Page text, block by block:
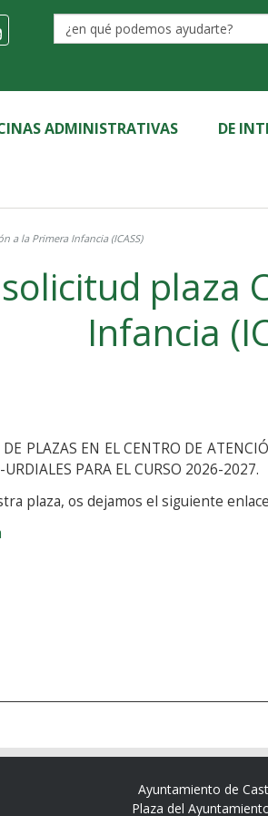
ADMINISTRATIVAS DE
a la Primera Infancia (ICASS)
plaza
Infancia
PLAZAS EN EL CENTRO DE
PARA EL CURSO 2026-2027.
plaza, os dejamos el siguiente
Ayuntamiento de
Plaza del